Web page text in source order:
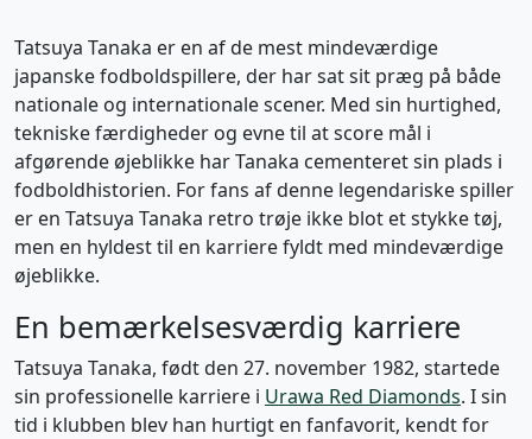
Tatsuya Tanaka er en af de mest mindeværdige
japanske fodboldspillere, der har sat sit præg på både
nationale og internationale scener. Med sin hurtighed,
tekniske færdigheder og evne til at score mål i
afgørende øjeblikke har Tanaka cementeret sin plads i
fodboldhistorien. For fans af denne legendariske spiller
er en Tatsuya Tanaka retro trøje ikke blot et stykke tøj,
men en hyldest til en karriere fyldt med mindeværdige
øjeblikke.
En bemærkelsesværdig karriere
Tatsuya Tanaka, født den 27. november 1982, startede
sin professionelle karriere i Urawa Red Diamonds. I sin
tid i klubben blev han hurtigt en fanfavorit, kendt for